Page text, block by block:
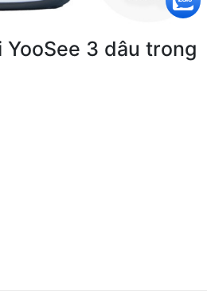
YooSee 3 dâu trong